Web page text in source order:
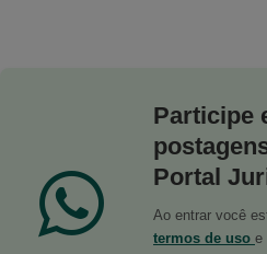
Participe
Portal
Ao entrar você
termos de uso e